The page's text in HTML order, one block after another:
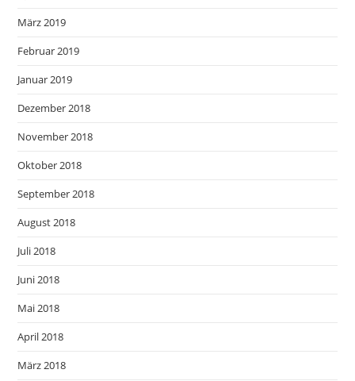
März 2019
Februar 2019
Januar 2019
Dezember 2018
November 2018
Oktober 2018
September 2018
August 2018
Juli 2018
Juni 2018
Mai 2018
April 2018
März 2018